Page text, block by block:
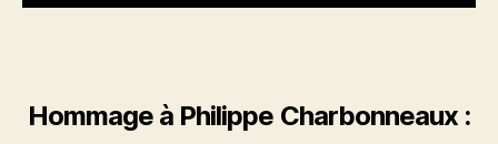
Hommage à Philippe Charbonneaux :